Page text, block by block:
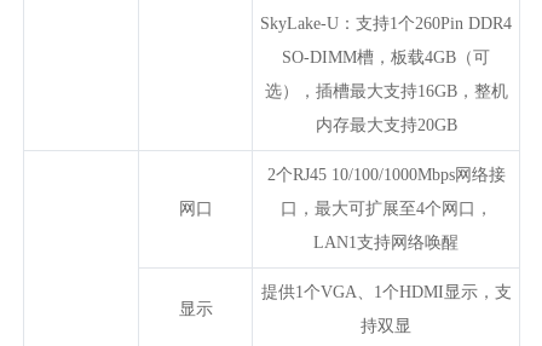
SkyLake-U：支持1个260Pin DDR4
SO-DIMM槽，板载4GB（可
选），插槽最大支持16GB，整机
内存最大支持20GB
网口
2个RJ45 10/100/1000Mbps网络接
口，最大可扩展至4个网口，
LAN1支持网络唤醒
显示
提供1个VGA、1个HDMI显示，支
持双显